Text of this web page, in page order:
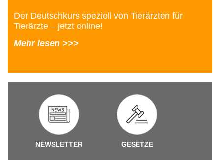
Der Deutschkurs speziell von Tierärzten für
Tierärzte – jetzt online!
Mehr lesen >>>
NEWSLETTER GESETZE